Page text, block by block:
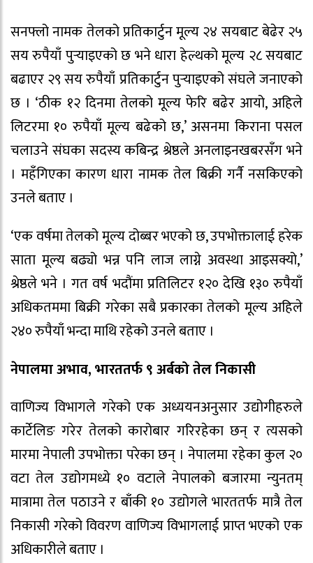
सनफ्लो नामक तेलको प्रतिकार्टुन मूल्य २४ सयबाट बेढेर २५
सय रुपैयाँ पुर्‍याइएको छ भने धारा हेल्थको मूल्य २८ सयबाट
बढाएर २९ सय रुपैयाँ प्रतिकार्टुन पुर्‍याइएको संघले जनाएको
छ । ‘ठीक १२ दिनमा तेलको मूल्य फेरि बढेर आयो, अहिले
लिटरमा १० रुपैयाँ मूल्य बढेको छ,’ असनमा किराना पसल
चलाउने संघका सदस्य कबिन्द्र श्रेष्ठले अनलाइनखबरसँग भने
। महँगिएका कारण धारा नामक तेल बिक्री गर्नै नसकिएको
उनले बताए ।
‘एक वर्षमा तेलको मूल्य दोब्बर भएको छ, उपभोक्तालाई हरेक
साता मूल्य बढ्यो भन्न पनि लाज लाग्ने अवस्था आइसक्यो,’
श्रेष्ठले भने । गत वर्ष भदौंमा प्रतिलिटर १२० देखि १३० रुपैयाँ
अधिकतममा बिक्री गरेका सबै प्रकारका तेलको मूल्य अहिले
२४० रुपैयाँ भन्दा माथि रहेको उनले बताए ।
नेपालमा अभाव, भारततर्फ ९ अर्बको तेल निकासी
वाणिज्य विभागले गरेको एक अध्ययनअनुसार उद्योगीहरुले
कार्टेलिङ गरेर तेलको कारोबार गरिरहेका छन् र त्यसको
मारमा नेपाली उपभोक्ता परेका छन् । नेपालमा रहेका कुल २०
वटा तेल उद्योगमध्ये १० वटाले नेपालको बजारमा न्युनतम्
मात्रामा तेल पठाउने र बाँकी १० उद्योगले भारततर्फ मात्रै तेल
निकासी गरेको विवरण वाणिज्य विभागलाई प्राप्त भएको एक
अधिकारीले बताए ।